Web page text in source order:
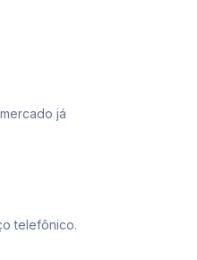
já
telefônico.